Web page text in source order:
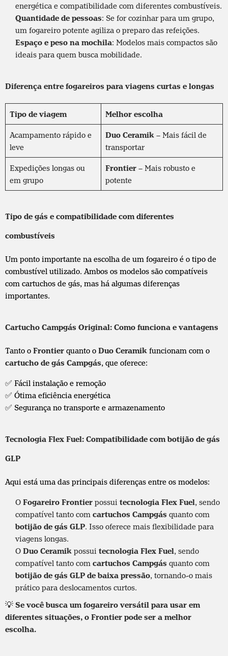
energética e compatibilidade com diferentes combustíveis.
Quantidade de pessoas: Se for cozinhar para um grupo,
um fogareiro potente agiliza o preparo das refeições.
Espaço e peso na mochila: Modelos mais compactos são
ideais para quem busca mobilidade.
Diferença entre fogareiros para viagens curtas e longas
Tipo de viagem Melhor escolha
Acampamento rápido e
leve
Duo Ceramik – Mais fácil de
transportar
Expedições longas ou
em grupo
Frontier – Mais robusto e
potente
Tipo de gás e compatibilidade com diferentes
combustíveis
Um ponto importante na escolha de um fogareiro é o tipo de
combustível utilizado. Ambos os modelos são compatíveis
com cartuchos de gás, mas há algumas diferenças
importantes.
Cartucho Campgás Original: Como funciona e vantagens
Tanto o Frontier quanto o Duo Ceramik funcionam com o
cartucho de gás Campgás, que oferece:
✅ Fácil instalação e remoção
✅ Ótima eficiência energética
✅ Segurança no transporte e armazenamento
Tecnologia Flex Fuel: Compatibilidade com botijão de gás
GLP
Aqui está uma das principais diferenças entre os modelos:
O Fogareiro Frontier possui tecnologia Flex Fuel, sendo
compatível tanto com cartuchos Campgás quanto com
botijão de gás GLP. Isso oferece mais flexibilidade para
viagens longas.
O Duo Ceramik possui tecnologia Flex Fuel, sendo
compatível tanto com cartuchos Campgás quanto com
botijão de gás GLP de baixa pressão, tornando-o mais
prático para deslocamentos curtos.
💡 Se você busca um fogareiro versátil para usar em
diferentes situações, o Frontier pode ser a melhor
escolha.